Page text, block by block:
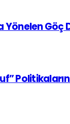
Yönelen Göç